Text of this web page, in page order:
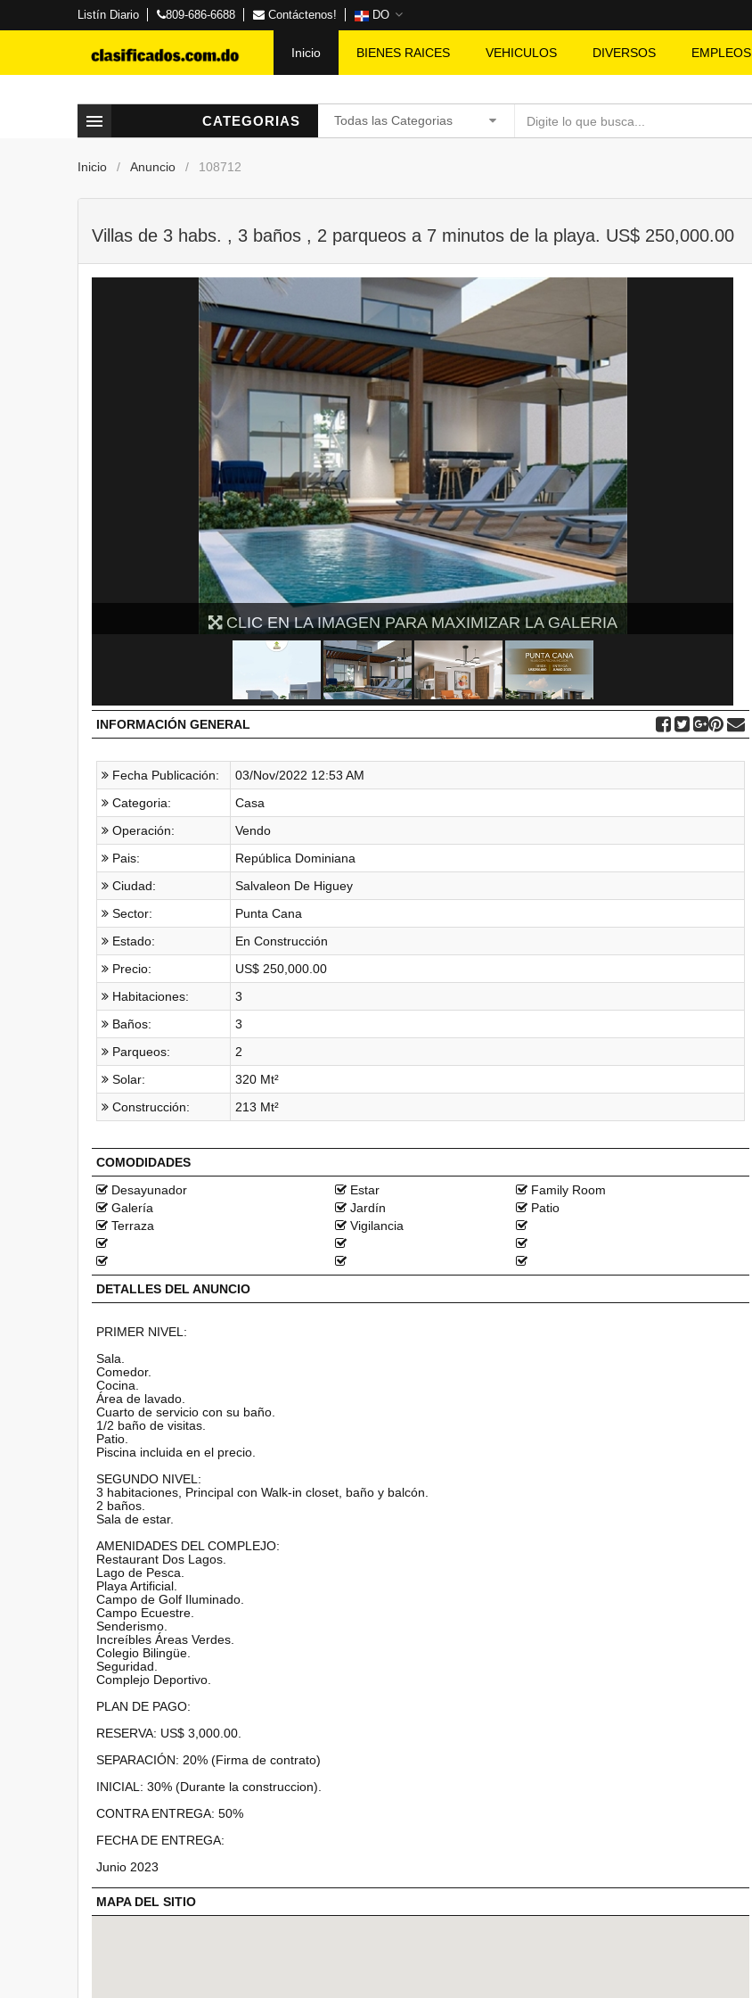
Listín Diario 809-686-6688 Contáctenos! DO
Inicio BIENES RAICES VEHICULOS DIVERSOS EMPLEOS
CATEGORIAS Todas las Categorias
Inicio Anuncio 108712
Villas de 3 habs. , 3 baños , 2 parqueos a 7 minutos de la playa. US$ 250,000.00
CLIC EN LA IMAGEN PARA MAXIMIZAR LA GALERIA
INFORMACIÓN GENERAL
Fecha Publicación:
03/Nov/2022 12:53 AM
Categoria:
Casa
Operación:
Vendo
Pais:
República Dominiana
Ciudad:
Salvaleon De Higuey
Sector:
Punta Cana
Estado:
En Construcción
Precio:
US$ 250,000.00
Habitaciones:
3
Baños:
3
Parqueos:
2
Solar:
320 Mt²
Construcción:
213 Mt²
COMODIDADES
Desayunador
Estar
Family Room
Galería
Jardín
Patio
Terraza
Vigilancia
DETALLES DEL ANUNCIO
PRIMER NIVEL:
Sala.
Comedor.
Cocina.
Área de lavado.
Cuarto de servicio con su baño.
1/2 baño de visitas.
Patio.
Piscina incluida en el precio.
SEGUNDO NIVEL:
3 habitaciones, Principal con Walk-in closet, baño y balcón.
2 baños.
Sala de estar.
AMENIDADES DEL COMPLEJO:
Restaurant Dos Lagos.
Lago de Pesca.
Playa Artificial.
Campo de Golf Iluminado.
Campo Ecuestre.
Senderismo.
Increíbles Áreas Verdes.
Colegio Bilingüe.
Seguridad.
Complejo Deportivo.
PLAN DE PAGO:
RESERVA: US$ 3,000.00.
SEPARACIÓN: 20% (Firma de contrato)
INICIAL: 30% (Durante la construccion).
CONTRA ENTREGA: 50%
FECHA DE ENTREGA:
Junio 2023
MAPA DEL SITIO